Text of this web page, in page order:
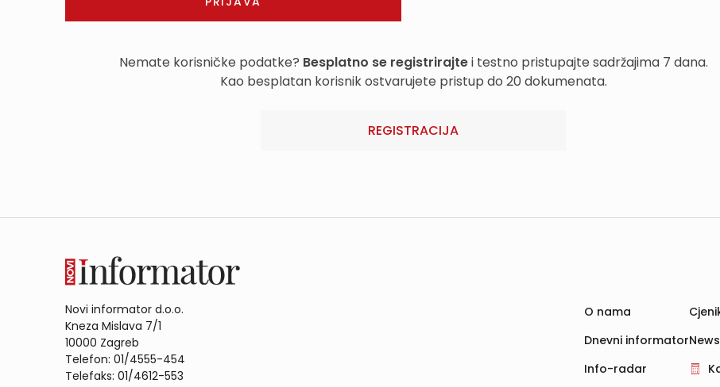
Nemate korisničke podatke? Besplatno se registrirajtei testno pristupajte sadržajima 7 dana.
Kao besplatan korisnik ostvarujete pristup do 20 dokumenata.
REGISTRACIJA
Novi informator d.o.o.
Kneza Mislava 7/1
10000 Zagreb
Telefon: 01/4555-454
Telefaks: 01/4612-553
O nama
Dnevni informator
Info-radar